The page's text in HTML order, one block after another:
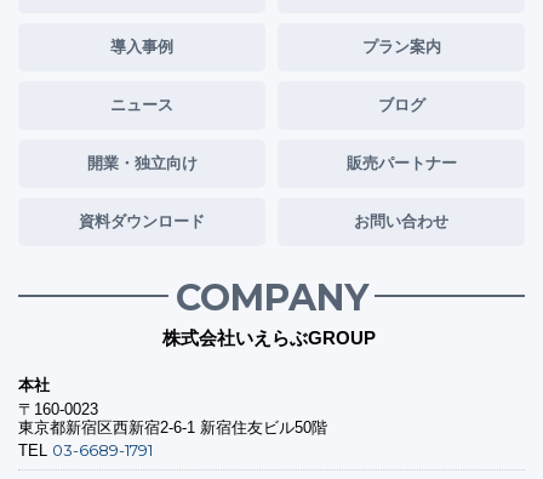
導入事例 プラン案内
ニュース ブログ
開業・独立向け 販売パートナー
資料ダウンロード お問い合わせ
COMPANY
株式会社いえらぶGROUP
本社
〒160-0023
東京都新宿区西新宿2-6-1 新宿住友ビル50階
TEL 03-6689-1791